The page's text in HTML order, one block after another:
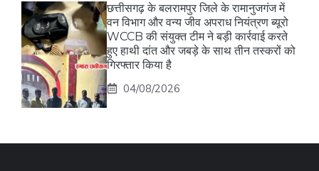
छत्तीसगढ़ के बलरामपुर जिले के रामानुजगंज में
वन विभाग और वन्य जीव अपराध नियंत्रण ब्यूरो
WCCB की संयुक्त टीम ने बड़ी कार्रवाई करते
हुए हाथी दांत और जबड़े के साथ तीन तस्करों को
गिरफ्तार किया है
04/08/2026